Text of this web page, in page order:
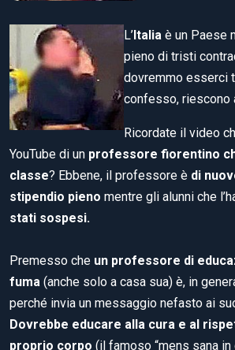
L’Italia è un Paese
pieno di tristi
dovremmo esserci
confesso, riescono
Ricordate il video
YouTube di un professore fiorentino
classe? Ebbene, il professore è di
stipendio pieno mentre gli alunni che
stati sospesi.
Premesso che un professore di
fuma (anche solo a casa sua) è, in
perché invia un messaggio nefasto ai
Dovrebbe educare alla cura e al
proprio corpo (il famoso “mens sana in